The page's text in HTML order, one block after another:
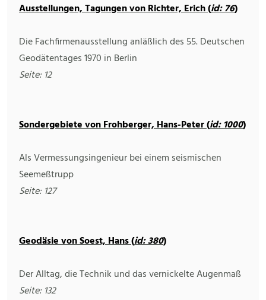
Ausstellungen, Tagungen von Richter, Erich (id: 76)
Die Fachfirmenausstellung anläßlich des 55. Deutschen
Geodätentages 1970 in Berlin
Seite: 12
Sondergebiete von Frohberger, Hans-Peter (id: 1000)
Als Vermessungsingenieur bei einem seismischen
Seemeßtrupp
Seite: 127
Geodäsie von Soest, Hans (id: 380)
Der Alltag, die Technik und das vernickelte Augenmaß
Seite: 132